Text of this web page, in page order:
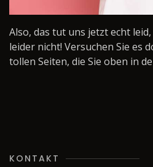
Also, das tut uns jetzt echt
leider nicht! Versuchen Sie es
tollen Seiten, die Sie oben in
KONTAKT